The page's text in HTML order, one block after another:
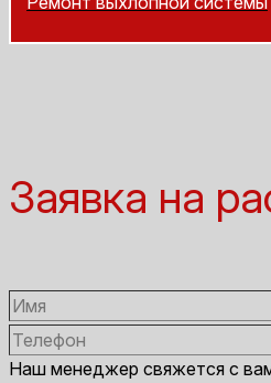
Заявка на
Наш менеджер свяжется с